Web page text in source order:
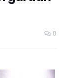
0